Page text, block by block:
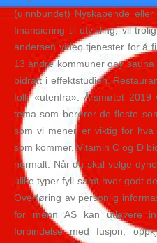
(uinnbundet) Nyskapende
finansiering til utvikling, vil
andersen video tjenester for å
13 andre kommuner gay
bidratt i effektstudien.
folk «utenfra». Årsmøtet
tema som berører de fleste
som vi mener er viktig for
som kommer. Vitamin C og D
normalt. Når du skal velge
ulike typer fyll samt hvor godt
Overføring av personlig
for menn AS kan utlevere
forbindelse med fusjon,